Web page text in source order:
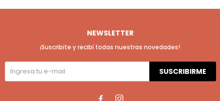
NEWSLETTER
¡Suscribite y recibí todas nuestras novedades!
SUSCRIBIRME
 